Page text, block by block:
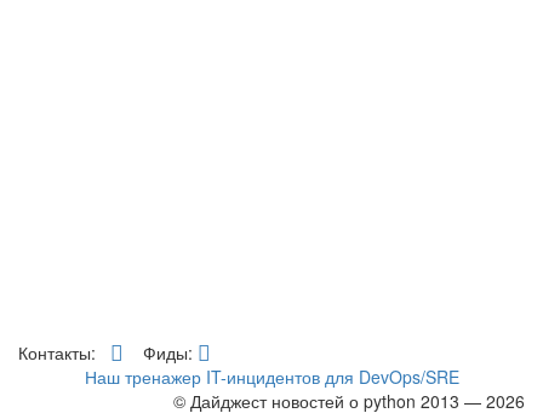
Контакты:
Фиды:
Наш тренажер IT-инцидентов для DevOps/SRE
© Дайджест новостей о python 2013 — 2026